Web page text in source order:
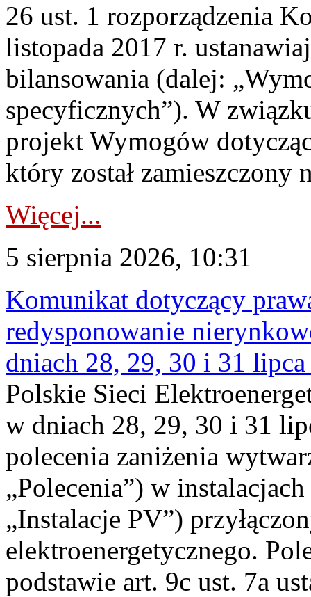
26 ust. 1 rozporządzenia
listopada 2017 r.
bilansowania (dalej:
specyficznych”). W
projekt Wymogów
który został zamieszczony
Więcej...
5 sierpnia 2026, 10:31
Komunikat dotyczący
redysponowanie
dniach 28, 29, 30 i 31
Polskie Sieci
w dniach 28, 29, 30 i 31
polecenia zaniżenia
„Polecenia”) w
„Instalacje PV”)
elektroenergetycznego.
podstawie art. 9c ust. 7a